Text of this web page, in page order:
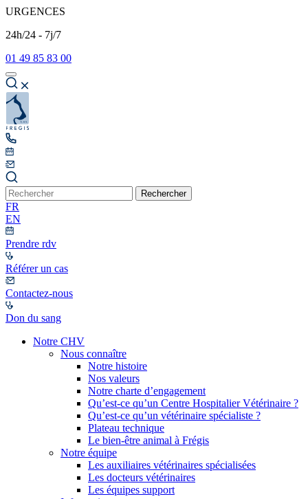
URGENCES
24h/24 - 7j/7
01 49 85 83 00
Rechercher
FR
EN
Prendre rdv
Référer un cas
Contactez-nous
Don du sang
Notre CHV
Nous connaître
Notre histoire
Nos valeurs
Notre charte d’engagement
Qu’est-ce qu’un Centre Hospitalier Vétérinaire ?
Qu’est-ce qu’un vétérinaire spécialiste ?
Plateau technique
Le bien-être animal à Frégis
Notre équipe
Les auxiliaires vétérinaires spécialisées
Les docteurs vétérinaires
Les équipes support